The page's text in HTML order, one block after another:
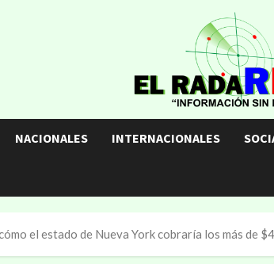
NACIONALES INTERNACIONALES
el estado de Nueva York cobraría los más de